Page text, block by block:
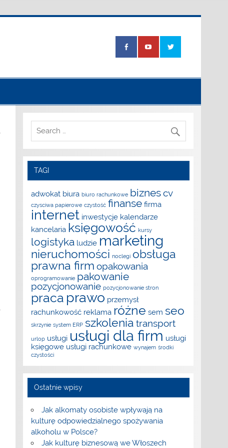
TAGI
adwokat biura biuro rachunkowe biznescv
czysciwa papierowe czystość finanse firma
internet inwestycje kalendarze
kancelaria księgowość kursy
logistyka ludzie marketing
nieruchomości noclegi obsługa
prawna firm opakowania
oprogramowanie pakowanie
pozycjonowanie pozycjonowanie stron
praca prawo przemysł
rachunkowość reklama różne sem seo
skrzynie system ERP szkolenia transport
urlop usługi usługi dla firm usługi
księgowe usługi rachunkowe wynajem środki
czystości
Ostatnie wpisy
Jak alkomaty osobiste wpływają na
kulturę odpowiedzialnego spożywania
alkoholu w Polsce?
Jak kulturę biznesową we Włoszech